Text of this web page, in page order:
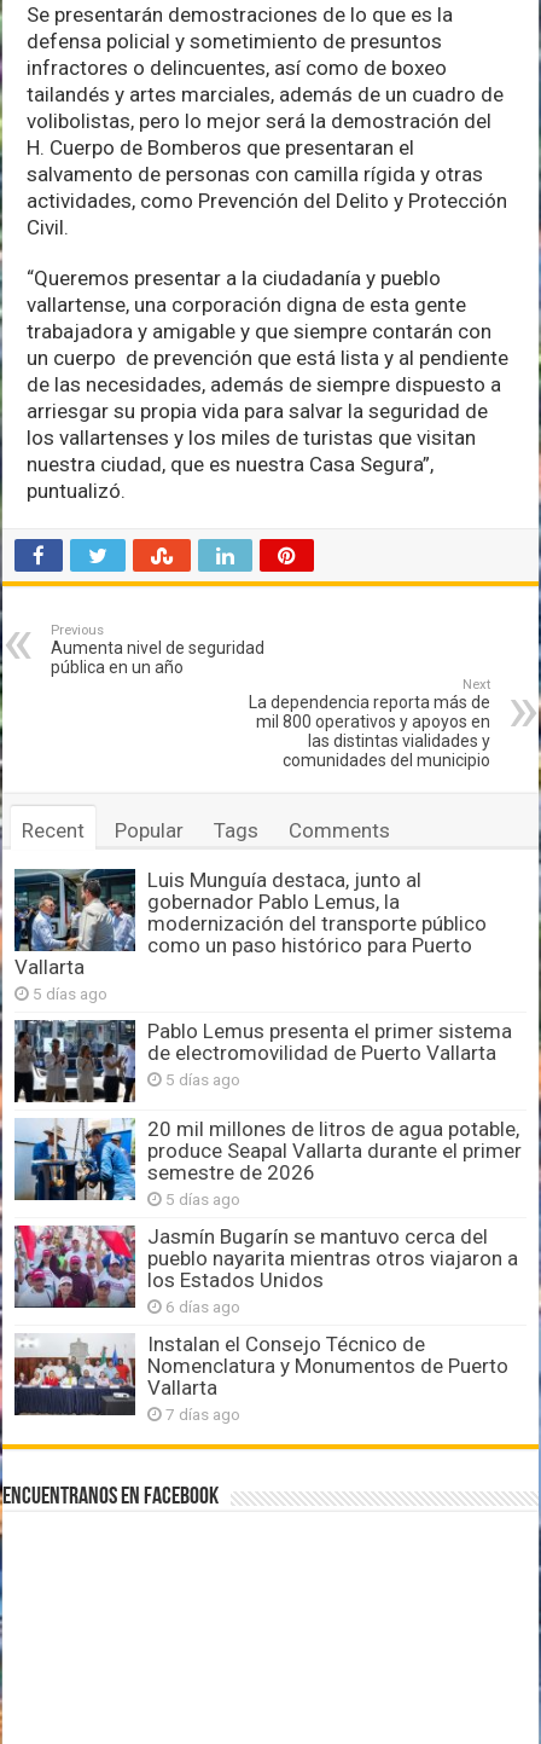
Se presentarán demostraciones de lo que es la
defensa policial y sometimiento de presuntos
infractores o delincuentes, así como de boxeo
tailandés y artes marciales, además de un cuadro de
volibolistas, pero lo mejor será la demostración del
H. Cuerpo de Bomberos que presentaran el
salvamento de personas con camilla rígida y otras
actividades, como Prevención del Delito y Protección
Civil.
“Queremos presentar a la ciudadanía y pueblo
vallartense, una corporación digna de esta gente
trabajadora y amigable y que siempre contarán con
un cuerpo de prevención que está lista y al pendiente
de las necesidades, además de siempre dispuesto a
arriesgar su propia vida para salvar la seguridad de
los vallartenses y los miles de turistas que visitan
nuestra ciudad, que es nuestra Casa Segura”,
puntualizó.
Previous
Aumenta nivel de seguridad
pública en un año
Next
La dependencia reporta más de
mil 800 operativos y apoyos en
las distintas vialidades y
comunidades del municipio
Recent Popular Tags Comments
Luis Munguía destaca, junto al
gobernador Pablo Lemus, la
modernización del transporte público
como un paso histórico para Puerto
Vallarta
5 días ago
Pablo Lemus presenta el primer sistema
de electromovilidad de Puerto Vallarta
5 días ago
20 mil millones de litros de agua potable,
produce Seapal Vallarta durante el primer
semestre de 2026
5 días ago
Jasmín Bugarín se mantuvo cerca del
pueblo nayarita mientras otros viajaron a
los Estados Unidos
6 días ago
Instalan el Consejo Técnico de
Nomenclatura y Monumentos de Puerto
Vallarta
7 días ago
Encuentranos en Facebook